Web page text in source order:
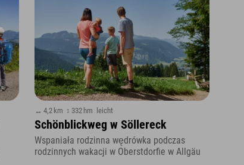
↔ 4,2 km ↕ 332 hm leicht
Schönblickweg w Söllereck
Wspaniała rodzinna wędrówka podczas
rodzinnych wakacji w Oberstdorfie w Allgäu